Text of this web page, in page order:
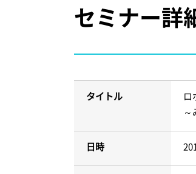
セミナー詳
タイトル
ロ
日時